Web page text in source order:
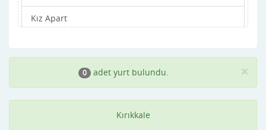
Kız Apart
Kız Pansiyonları ×
0 adet yurt bulundu.
Kırıkkale